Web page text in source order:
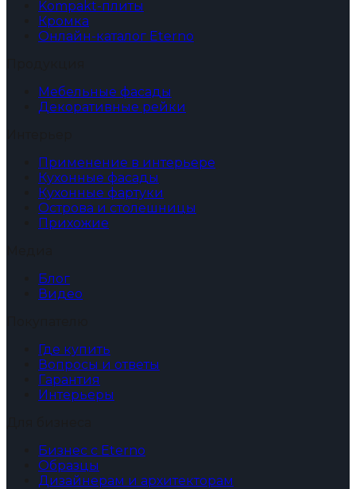
Kompakt-плиты
Кромка
Онлайн-каталог Eterno
Мебельные фасады
Декоративные рейки
Применение в интерьере
Кухонные фасады
Кухонные фартуки
Острова и столешницы
Прихожие
Блог
Видео
Где купить
Вопросы и ответы
Гарантия
Интерьеры
Бизнес с Eterno
Образцы
Дизайнерам и архитекторам